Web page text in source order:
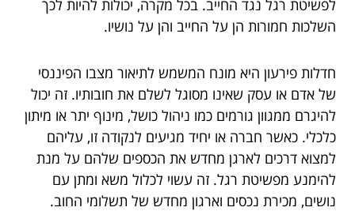
לפשיטת רגל נגד החייב. בכל מקרה, יכולות להיות לכך
השלכות חמורות הן על החייב והן על נושיו.
חדלות פירעון היא מונח המשמש לתיאור מצבו הפיננסי
של אדם או עסק שאינו מסוגל לשלם את חובותיו. זה יכול
להיגרם ממגוון גורמים כמו ניהול כושל, מינוף יתר או מיתון
כלכלי. כאשר חברה או יחיד מגיעים לנקודה זו, עליהם
למצוא דרכים לארגן מחדש את הכספים שלהם על מנת
להימנע מפשיטת רגל. זה עשוי לכלול משא ומתן עם
נושים, מכירת נכסים וארגון מחדש של תשלומי החוב.